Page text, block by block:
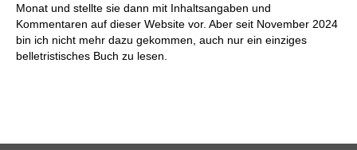
Monat und stellte sie dann mit Inhaltsangaben und
Kommentaren auf dieser Website vor. Aber seit November 2024
bin ich nicht mehr dazu gekommen, auch nur ein einziges
belletristisches Buch zu lesen.